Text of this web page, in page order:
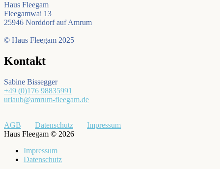
Haus Fleegam
Fleegamwai 13
25946 Norddorf auf Amrum
© Haus Fleegam 2025
Kontakt
Sabine Bissegger
+49 (0)176 98835991
urlaub@amrum-fleegam.de
AGB Datenschutz
Impressum
Haus Fleegam © 2026
Impressum
Datenschutz